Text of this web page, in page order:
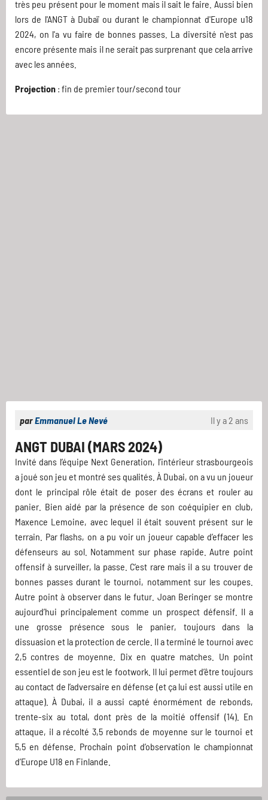
très peu présent pour le moment mais il sait le faire. Aussi bien
lors de l'ANGT à Dubaï ou durant le championnat d'Europe u18
2024, on l'a vu faire de bonnes passes. La diversité n'est pas
encore présente mais il ne serait pas surprenant que cela arrive
avec les années.
Projection : fin de premier tour/second tour
parEmmanuel Le Nevé Il y a 2 ans
ANGT DUBAI (MARS 2024)
Invité dans l’équipe Next Generation, l’intérieur strasbourgeois
a joué son jeu et montré ses qualités. À Dubai, on a vu un joueur
dont le principal rôle était de poser des écrans et rouler au
panier. Bien aidé par la présence de son coéquipier en club,
Maxence Lemoine, avec lequel il était souvent présent sur le
terrain. Par flashs, on a pu voir un joueur capable d’effacer les
défenseurs au sol. Notamment sur phase rapide. Autre point
offensif à surveiller, la passe. C’est rare mais il a su trouver de
bonnes passes durant le tournoi, notamment sur les coupes.
Autre point à observer dans le futur. Joan Beringer se montre
aujourd’hui principalement comme un prospect défensif. Il a
une grosse présence sous le panier, toujours dans la
dissuasion et la protection de cercle. Il a terminé le tournoi avec
2,5 contres de moyenne. Dix en quatre matches. Un point
essentiel de son jeu est le footwork. Il lui permet d’être toujours
au contact de l’adversaire en défense (et ça lui est aussi utile en
attaque). À Dubai, il a aussi capté énormément de rebonds,
trente-six au total, dont près de la moitié offensif (14). En
attaque, il a récolté 3,5 rebonds de moyenne sur le tournoi et
5,5 en défense. Prochain point d’observation le championnat
d’Europe U18 en Finlande.